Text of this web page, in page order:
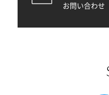
お問い合わせ